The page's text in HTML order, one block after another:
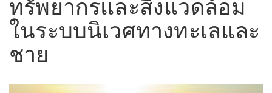
ทรัพยากรและสิ่งแวดล้อม
ในระบบนิเวศทางทะเลและ
ชาย